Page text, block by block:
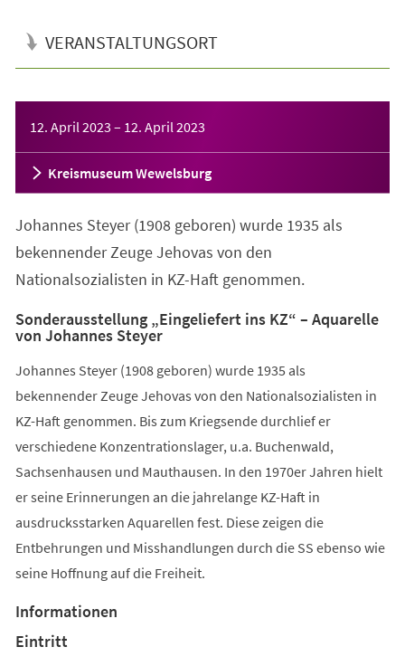
VERANSTALTUNGSORT
12. April 2023 – 12. April 2023
Kreismuseum Wewelsburg
Johannes Steyer (1908 geboren) wurde 1935 als
bekennender Zeuge Jehovas von den
Nationalsozialisten in KZ-Haft genommen.
Sonderausstellung „Eingeliefert ins KZ“ – Aquarelle
von Johannes Steyer
Johannes Steyer (1908 geboren) wurde 1935 als
bekennender Zeuge Jehovas von den Nationalsozialisten in
KZ-Haft genommen. Bis zum Kriegsende durchlief er
verschiedene Konzentrationslager, u.a. Buchenwald,
Sachsenhausen und Mauthausen. In den 1970er Jahren hielt
er seine Erinnerungen an die jahrelange KZ-Haft in
ausdrucksstarken Aquarellen fest. Diese zeigen die
Entbehrungen und Misshandlungen durch die SS ebenso wie
seine Hoffnung auf die Freiheit.
Informationen
Eintritt